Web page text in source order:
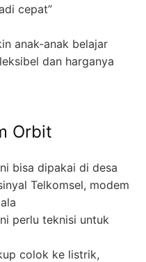
cepat”
anak-anak belajar
dan harganya
Orbit
bisa dipakai di desa
Telkomsel, modem
perlu teknisi untuk
colok ke listrik,